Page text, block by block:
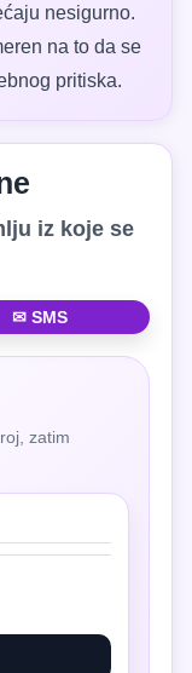
nesigurno.
na to da se
pritiska.
iz koje se
✉ SMS
zatim